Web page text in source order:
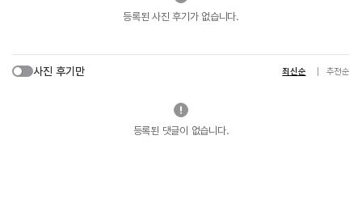
등록된 사진 후기가 없습니다.
사진 후기만 최신순 추천순
등록된 댓글이 없습니다.